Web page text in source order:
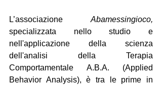
L’associazione Abamessingioco,
specializzata nello studio e
nell'applicazione della scienza
dell'analisi della Terapia
Comportamentale A.B.A. (Applied
Behavior Analysis), è tra le prime in